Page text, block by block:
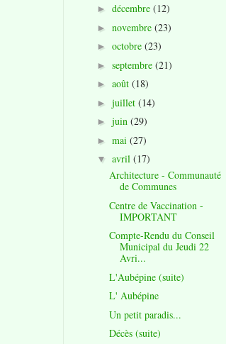
► décembre (12)
► novembre (23)
► octobre (23)
► septembre (21)
► août (18)
► juillet (14)
► juin (29)
► mai (27)
▼ avril (17)
Architecture - Communauté
de Communes
Centre de Vaccination -
IMPORTANT
Compte-Rendu du Conseil
Municipal du Jeudi 22
Avri...
L'Aubépine (suite)
L' Aubépine
Un petit paradis...
Décès (suite)